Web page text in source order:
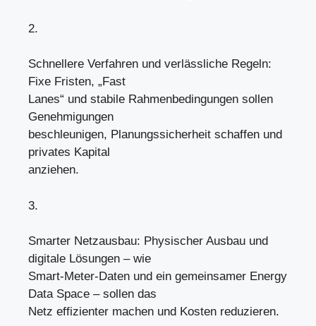
2.
Schnellere Verfahren und verlässliche Regeln:
Fixe Fristen, „Fast
Lanes“ und stabile Rahmenbedingungen sollen
Genehmigungen
beschleunigen, Planungssicherheit schaffen und
privates Kapital
anziehen.
3.
Smarter Netzausbau: Physischer Ausbau und
digitale Lösungen – wie
Smart-Meter-Daten und ein gemeinsamer Energy
Data Space – sollen das
Netz effizienter machen und Kosten reduzieren.